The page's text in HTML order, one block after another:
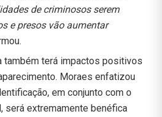
de criminosos serem
e presos vão aumentar
também terá impactos positivos
Moraes enfatizou
em conjunto com o
será extremamente benéfica